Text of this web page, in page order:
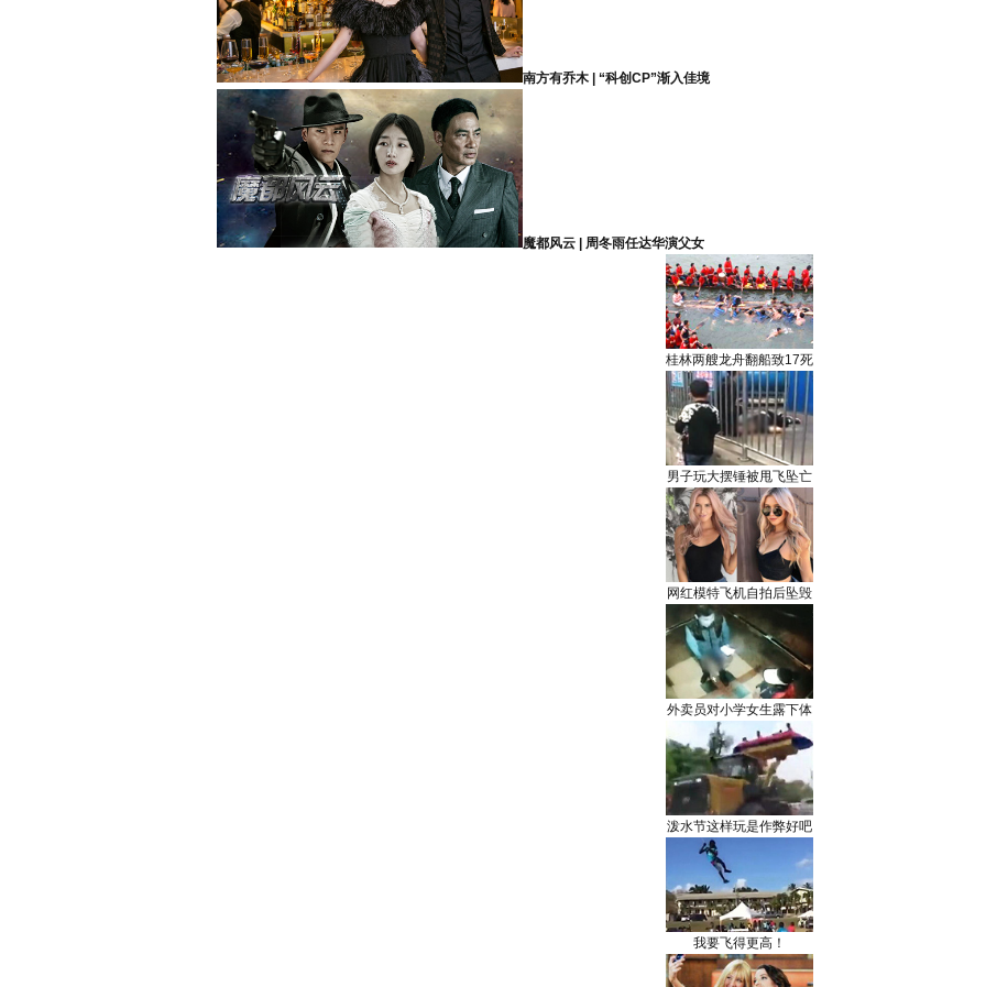
南方有乔木 | “科创CP”渐入佳境
魔都风云 | 周冬雨任达华演父女
桂林两艘龙舟翻船致17死
男子玩大摆锤被甩飞坠亡
网红模特飞机自拍后坠毁
外卖员对小学女生露下体
泼水节这样玩是作弊好吧
我要飞得更高！